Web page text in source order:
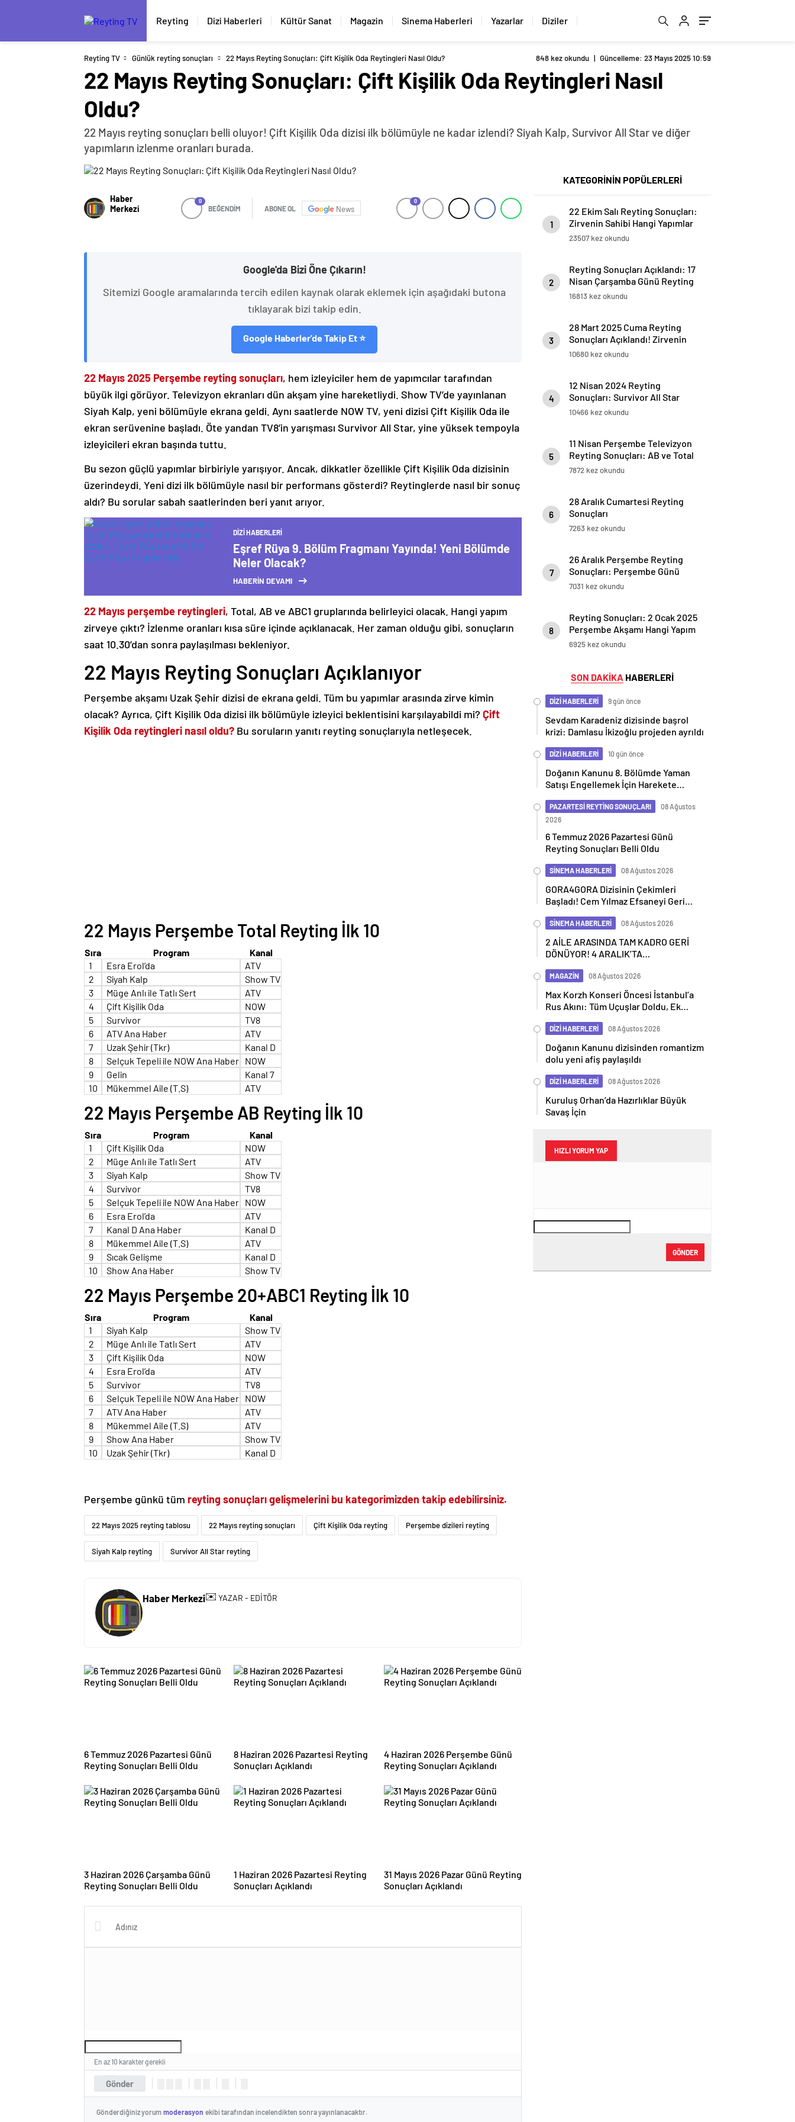
Reyting Dizi Haberleri Kültür Sanat Magazin Sinema Haberleri Yazarlar Diziler
Reyting TV Günlük reyting sonuçları 22 Mayıs Reyting Sonuçları: Çift Kişilik Oda Reytingleri Nasıl Oldu? 848 kez okundu | Güncelleme: 23 Mayıs 2025 10:59
22 Mayıs Reyting Sonuçları: Çift Kişilik Oda Reytingleri Nasıl
Oldu?
22 Mayıs reyting sonuçları belli oluyor! Çift Kişilik Oda dizisi ilk bölümüyle ne kadar izlendi? Siyah Kalp, Survivor All Star ve diğer
yapımların izlenme oranları burada.
Haber
Merkezi
0
BEĞENDİM ABONE OL News
0
Google'da Bizi Öne Çıkarın!
Sitemizi Google aramalarında tercih edilen kaynak olarak eklemek için aşağıdaki butona
tıklayarak bizi takip edin.
Google Haberler'de Takip Et ⭐
22 Mayıs 2025 Perşembe reyting sonuçları, hem izleyiciler hem de yapımcılar tarafından
büyük ilgi görüyor. Televizyon ekranları dün akşam yine hareketliydi. Show TV’de yayınlanan
Siyah Kalp, yeni bölümüyle ekrana geldi. Aynı saatlerde NOW TV, yeni dizisi Çift Kişilik Oda ile
ekran serüvenine başladı. Öte yandan TV8’in yarışması Survivor All Star, yine yüksek tempoyla
izleyicileri ekran başında tuttu.
Bu sezon güçlü yapımlar birbiriyle yarışıyor. Ancak, dikkatler özellikle Çift Kişilik Oda dizisinin
üzerindeydi. Yeni dizi ilk bölümüyle nasıl bir performans gösterdi? Reytinglerde nasıl bir sonuç
aldı? Bu sorular sabah saatlerinden beri yanıt arıyor.
DIZI HABERLERI
Eşref Rüya 9. Bölüm Fragmanı Yayında! Yeni Bölümde
Neler Olacak?
HABERİN DEVAMI
22 Mayıs perşembe reytingleri, Total, AB ve ABC1 gruplarında belirleyici olacak. Hangi yapım
zirveye çıktı? İzlenme oranları kısa süre içinde açıklanacak. Her zaman olduğu gibi, sonuçların
saat 10.30’dan sonra paylaşılması bekleniyor.
22 Mayıs Reyting Sonuçları Açıklanıyor
Perşembe akşamı Uzak Şehir dizisi de ekrana geldi. Tüm bu yapımlar arasında zirve kimin
olacak? Ayrıca, Çift Kişilik Oda dizisi ilk bölümüyle izleyici beklentisini karşılayabildi mi? Çift
Kişilik Oda reytingleri nasıl oldu? Bu soruların yanıtı reyting sonuçlarıyla netleşecek.
22 Mayıs Perşembe Total Reyting İlk 10
Sıra Program
Kanal
1
Esra Erol’da
ATV
2
Siyah Kalp
Show TV
3
Müge Anlı ile Tatlı Sert
ATV
4
Çift Kişilik Oda
NOW
5
Survivor
TV8
6
ATV Ana Haber
ATV
7
Uzak Şehir (Tkr)
Kanal D
8
Selçuk Tepeli ile NOW Ana Haber NOW
9
Gelin
Kanal 7
10
Mükemmel Aile (T.S) ATV
22 Mayıs Perşembe AB Reyting İlk 10
Sıra Program
Kanal
1
Çift Kişilik Oda
NOW
2
Müge Anlı ile Tatlı Sert
ATV
3
Siyah Kalp
Show TV
4
Survivor
TV8
5
Selçuk Tepeli ile NOW Ana Haber NOW
6
Esra Erol’da
ATV
7
Kanal D Ana Haber
Kanal D
8
Mükemmel Aile (T.S)
ATV
9
Sıcak Gelişme
Kanal D
10
Show Ana Haber Show TV
22 Mayıs Perşembe 20+ABC1 Reyting İlk 10
Sıra Program
Kanal
1
Siyah Kalp
Show TV
2
Müge Anlı ile Tatlı Sert
ATV
3
Çift Kişilik Oda
NOW
4
Esra Erol’da
ATV
5
Survivor
TV8
6
Selçuk Tepeli ile NOW Ana Haber NOW
7
ATV Ana Haber
ATV
8
Mükemmel Aile (T.S)
ATV
9
Show Ana Haber
Show TV
10
Uzak Şehir (Tkr) Kanal D
Perşembe günkü tüm reyting sonuçlarıgelişmelerini bu kategorimizden takip edebilirsiniz.
22 Mayıs 2025 reyting tablosu 22 Mayıs reyting sonuçları Çift Kişilik Oda reyting Perşembe dizileri reyting
Siyah Kalp reyting Survivor All Star reyting
Haber Merkezi✉️ YAZAR - EDİTÖR
6 Temmuz 2026 Pazartesi Günü
Reyting Sonuçları Belli Oldu
8 Haziran 2026 Pazartesi Reyting
Sonuçları Açıklandı
4 Haziran 2026 Perşembe Günü
Reyting Sonuçları Açıklandı
3 Haziran 2026 Çarşamba Günü
Reyting Sonuçları Belli Oldu
1 Haziran 2026 Pazartesi Reyting
Sonuçları Açıklandı
31 Mayıs 2026 Pazar Günü Reyting
Sonuçları Açıklandı
Gönder
En az 10 karakter gerekli
Gönderdiğiniz yorum moderasyon ekibi tarafından incelendikten sonra yayınlanacaktır.
KATEGORİNİN POPÜLERLERİ
1
22 Ekim Salı Reyting Sonuçları:
Zirvenin Sahibi Hangi Yapımlar
Oldu?
23507 kez okundu
2
Reyting Sonuçları Açıklandı: 17
Nisan Çarşamba Günü Reyting
Listesi
16813 kez okundu
3
28 Mart 2025 Cuma Reyting
Sonuçları Açıklandı! Zirvenin
Sahibi Kim Oldu?
10680 kez okundu
4
12 Nisan 2024 Reyting
Sonuçları: Survivor All Star
Zirvede!
10466 kez okundu
5
11 Nisan Perşembe Televizyon
Reyting Sonuçları: AB ve Total
Sıralamalar!
7872 kez okundu
6
28 Aralık Cumartesi Reyting
Sonuçları
7263 kez okundu
7
26 Aralık Perşembe Reyting
Sonuçları: Perşembe Günü
Zirve Kimin Oldu?
7031 kez okundu
8
Reyting Sonuçları: 2 Ocak 2025
Perşembe Akşamı Hangi Yapım
Zirvede?
6925 kez okundu
SON DAKİKA HABERLERİ
DİZİ HABERLERİ 9 gün önce
Sevdam Karadeniz dizisinde başrol
krizi: Damlasu İkizoğlu projeden ayrıldı
DİZİ HABERLERİ 10 gün önce
Doğanın Kanunu 8. Bölümde Yaman
Satışı Engellemek İçin Harekete
PAZARTESİ REYTİNG SONUÇLARI
08 Ağustos
2026
6 Temmuz 2026 Pazartesi Günü
Reyting Sonuçları Belli Oldu
SİNEMA HABERLERİ 08 Ağustos 2026
GORA4GORA Dizisinin Çekimleri
Başladı! Cem Yılmaz Efsaneyi Geri
SİNEMA HABERLERİ 08 Ağustos 2026
2 AİLE ARASINDA TAM KADRO GERİ
DÖNÜYOR! 4 ARALIK’TA
MAGAZİN 08 Ağustos 2026
Max Korzh Konseri Öncesi İstanbul’a
Rus Akını: Tüm Uçuşlar Doldu, Ek
DİZİ HABERLERİ 08 Ağustos 2026
Doğanın Kanunu dizisinden romantizm
dolu yeni afiş paylaşıldı
DİZİ HABERLERİ 08 Ağustos 2026
Kuruluş Orhan’da Hazırlıklar Büyük
Savaş İçin
HIZLI YORUM YAP
GÖNDER